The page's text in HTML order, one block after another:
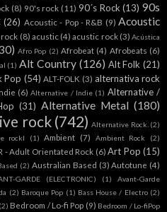
(8) 90's rock (11) 90´s Rock (13) 90s
(26) Acoustic - Pop - R&B (9) Acoustic
(8) acustic (4) acustic rock (3) Acústica
Afro Pop (2) Afrobeat (4) Afrobeats (6)
al (1) Alt Country (126) Alt Folk (21)
Pop (54) ALT-FOLK (3) alternativa rock
(6) Alternative / Indie (1) Alternative /
(31) Alternative Metal (180)
rock (742) Alternative Rock. (2)
rockl (1) Ambient (7) Ambient Rock (2)
- Adult Orientated Rock (6) Art Pop (15)
(2) Australian Based (3) Autotune (4)
GARDE (ELECTRONIC) (1)
Avant-Garde
(2) Baroque Pop (1) Bass House / Electro (2)
(2) Bedroom / Lo-fi Pop (9) Bedroom / Lo-fiPop